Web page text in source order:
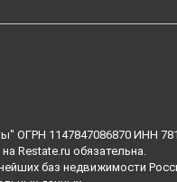
ОГРН 1147847086870 ИНН
Restate.ru обязательна.
баз недвижимости